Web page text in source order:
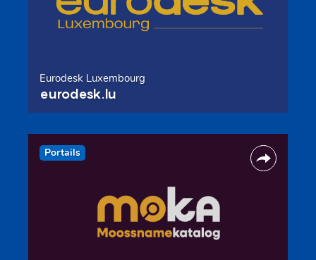
Eurodesk Luxembourg
eurodesk.lu
Portails